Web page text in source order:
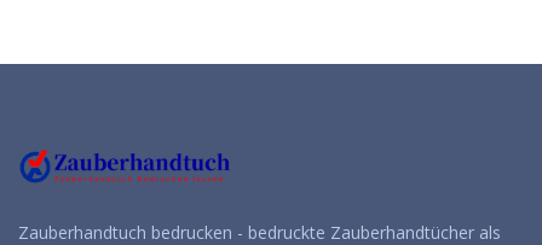
Zauberhandtuch bedrucken - bedruckte Zauberhandtücher als